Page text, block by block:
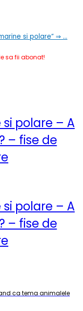
si polare” ⇒ …
sa fii abonat!
polare – A
– fise de
polare – A
– fise de
ca tema animalele